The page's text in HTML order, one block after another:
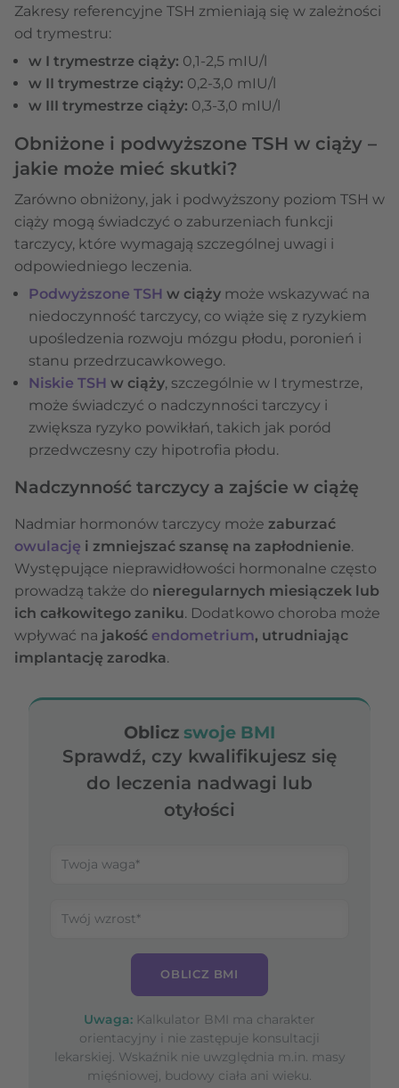
Zakresy referencyjne TSH zmieniają się w zależności
od trymestru:
w I trymestrze ciąży: 0,1-2,5 mIU/l
w II trymestrze ciąży: 0,2-3,0 mIU/l
w III trymestrze ciąży: 0,3-3,0 mIU/l
Obniżone i podwyższone TSH w ciąży –
jakie może mieć skutki?
Zarówno obniżony, jak i podwyższony poziom TSH w
ciąży mogą świadczyć o zaburzeniach funkcji
tarczycy, które wymagają szczególnej uwagi i
odpowiedniego leczenia.
Podwyższone TSH w ciąży może wskazywać na
niedoczynność tarczycy, co wiąże się z ryzykiem
upośledzenia rozwoju mózgu płodu, poronień i
stanu przedrzucawkowego.
Niskie TSH w ciąży, szczególnie w I trymestrze,
może świadczyć o nadczynności tarczycy i
zwiększa ryzyko powikłań, takich jak poród
przedwczesny czy hipotrofia płodu.
Nadczynność tarczycy a zajście w ciążę
Nadmiar hormonów tarczycy może zaburzać
owulację i zmniejszać szansę na zapłodnienie.
Występujące nieprawidłowości hormonalne często
prowadzą także do nieregularnych miesiączek lub
ich całkowitego zaniku. Dodatkowo choroba może
wpływać na jakość endometrium, utrudniając
implantację zarodka.
Oblicz swoje BMI
Sprawdź, czy kwalifikujesz się
do leczenia nadwagi lub
otyłości
OBLICZ BMI
Uwaga: Kalkulator BMI ma charakter
orientacyjny i nie zastępuje konsultacji
lekarskiej. Wskaźnik nie uwzględnia m.in. masy
mięśniowej, budowy ciała ani wieku.